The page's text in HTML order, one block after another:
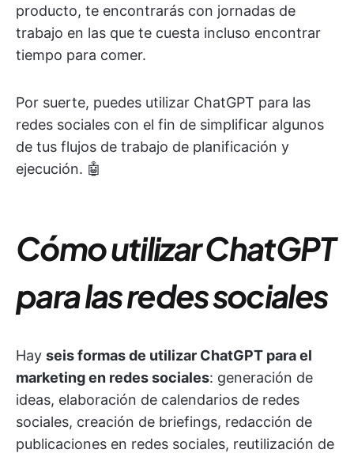
producto, te encontrarás con jornadas de
trabajo en las que te cuesta incluso encontrar
tiempo para comer.
Por suerte, puedes utilizar ChatGPT para las
redes sociales con el fin de simplificar algunos
de tus flujos de trabajo de planificación y
ejecución. 🤖
Cómo utilizar ChatGPT
para las redes sociales
Hay seis formas de utilizar ChatGPT para el
marketing en redes sociales: generación de
ideas, elaboración de calendarios de redes
sociales, creación de briefings, redacción de
publicaciones en redes sociales, reutilización de